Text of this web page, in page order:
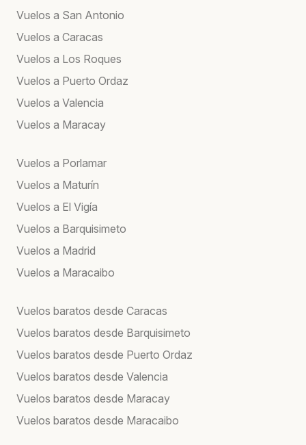
Vuelos a San Antonio
Vuelos a Caracas
Vuelos a Los Roques
Vuelos a Puerto Ordaz
Vuelos a Valencia
Vuelos a Maracay
Vuelos a Porlamar
Vuelos a Maturín
Vuelos a El Vigía
Vuelos a Barquisimeto
Vuelos a Madrid
Vuelos a Maracaibo
Vuelos baratos desde Caracas
Vuelos baratos desde Barquisimeto
Vuelos baratos desde Puerto Ordaz
Vuelos baratos desde Valencia
Vuelos baratos desde Maracay
Vuelos baratos desde Maracaibo